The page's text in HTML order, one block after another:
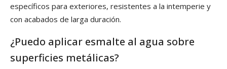
específicos para exteriores, resistentes a la intemperie y
con acabados de larga duración.
¿Puedo aplicar esmalte al agua sobre
superficies metálicas?